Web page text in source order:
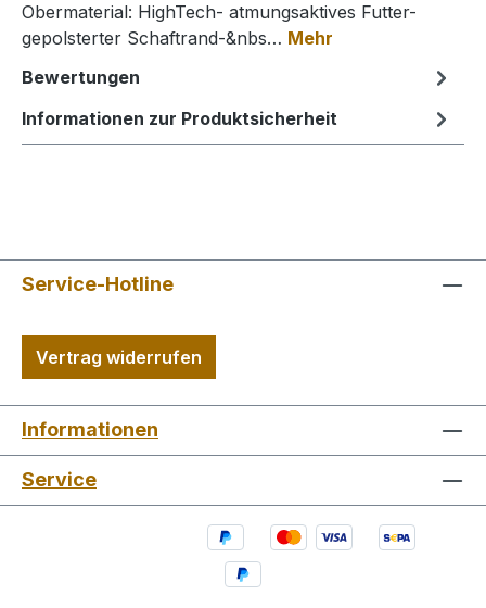
Obermaterial: HighTech- atmungsaktives Futter-
gepolsterter Schaftrand-&nbs… Mehr
Bewertungen
Informationen zur Produktsicherheit
Service-Hotline
Vertrag widerrufen
Informationen
Service